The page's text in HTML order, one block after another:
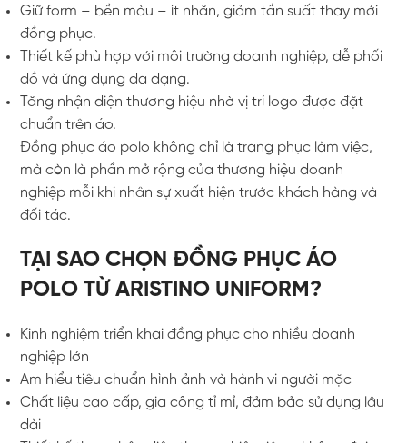
Giữ form – bền màu – ít nhăn, giảm tần suất thay mới
đồng phục.
Thiết kế phù hợp với môi trường doanh nghiệp, dễ phối
đồ và ứng dụng đa dạng.
Tăng nhận diện thương hiệu nhờ vị trí logo được đặt
chuẩn trên áo.
Đồng phục áo polo không chỉ là trang phục làm việc,
mà còn là phần mở rộng của thương hiệu doanh
nghiệp mỗi khi nhân sự xuất hiện trước khách hàng và
đối tác.
TẠI SAO CHỌN ĐỒNG PHỤC ÁO
POLO TỪ ARISTINO UNIFORM?
Kinh nghiệm triển khai đồng phục cho nhiều doanh
nghiệp lớn
Am hiểu tiêu chuẩn hình ảnh và hành vi người mặc
Chất liệu cao cấp, gia công tỉ mỉ, đảm bảo sử dụng lâu
dài